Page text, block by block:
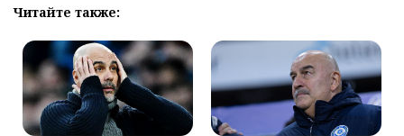
Читайте также: